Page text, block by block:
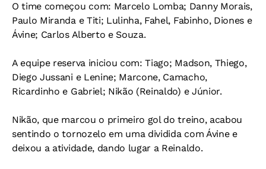
O time começou com: Marcelo Lomba; Danny Morais,
Paulo Miranda e Titi; Lulinha, Fahel, Fabinho, Diones e
Ávine; Carlos Alberto e Souza.
A equipe reserva iniciou com: Tiago; Madson, Thiego,
Diego Jussani e Lenine; Marcone, Camacho,
Ricardinho e Gabriel; Nikão (Reinaldo) e Júnior.
Nikão, que marcou o primeiro gol do treino, acabou
sentindo o tornozelo em uma dividida com Ávine e
deixou a atividade, dando lugar a Reinaldo.